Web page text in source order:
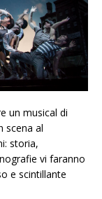
un musical di
scena al
storia,
vi faranno
e scintillante